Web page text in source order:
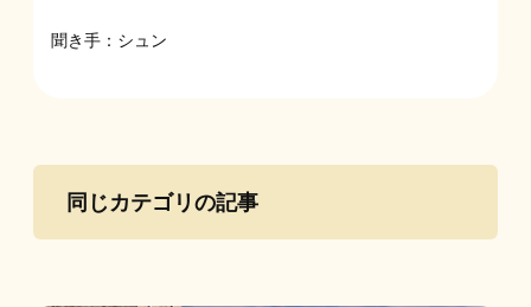
聞き手：シュン
同じカテゴリの記事